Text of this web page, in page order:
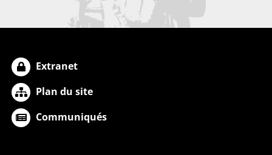
Extranet
Plan du site
Communiqués